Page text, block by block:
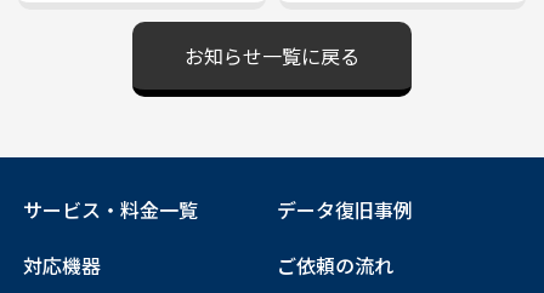
お知らせ一覧に戻る
サービス・料金一覧
対応機器
データ復旧事例
ご依頼の流れ